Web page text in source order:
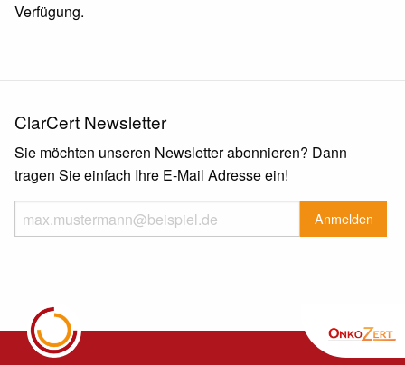
Verfügung.
ClarCert Newsletter
Sie möchten unseren Newsletter abonnieren? Dann
tragen Sie einfach Ihre E-Mail Adresse ein!